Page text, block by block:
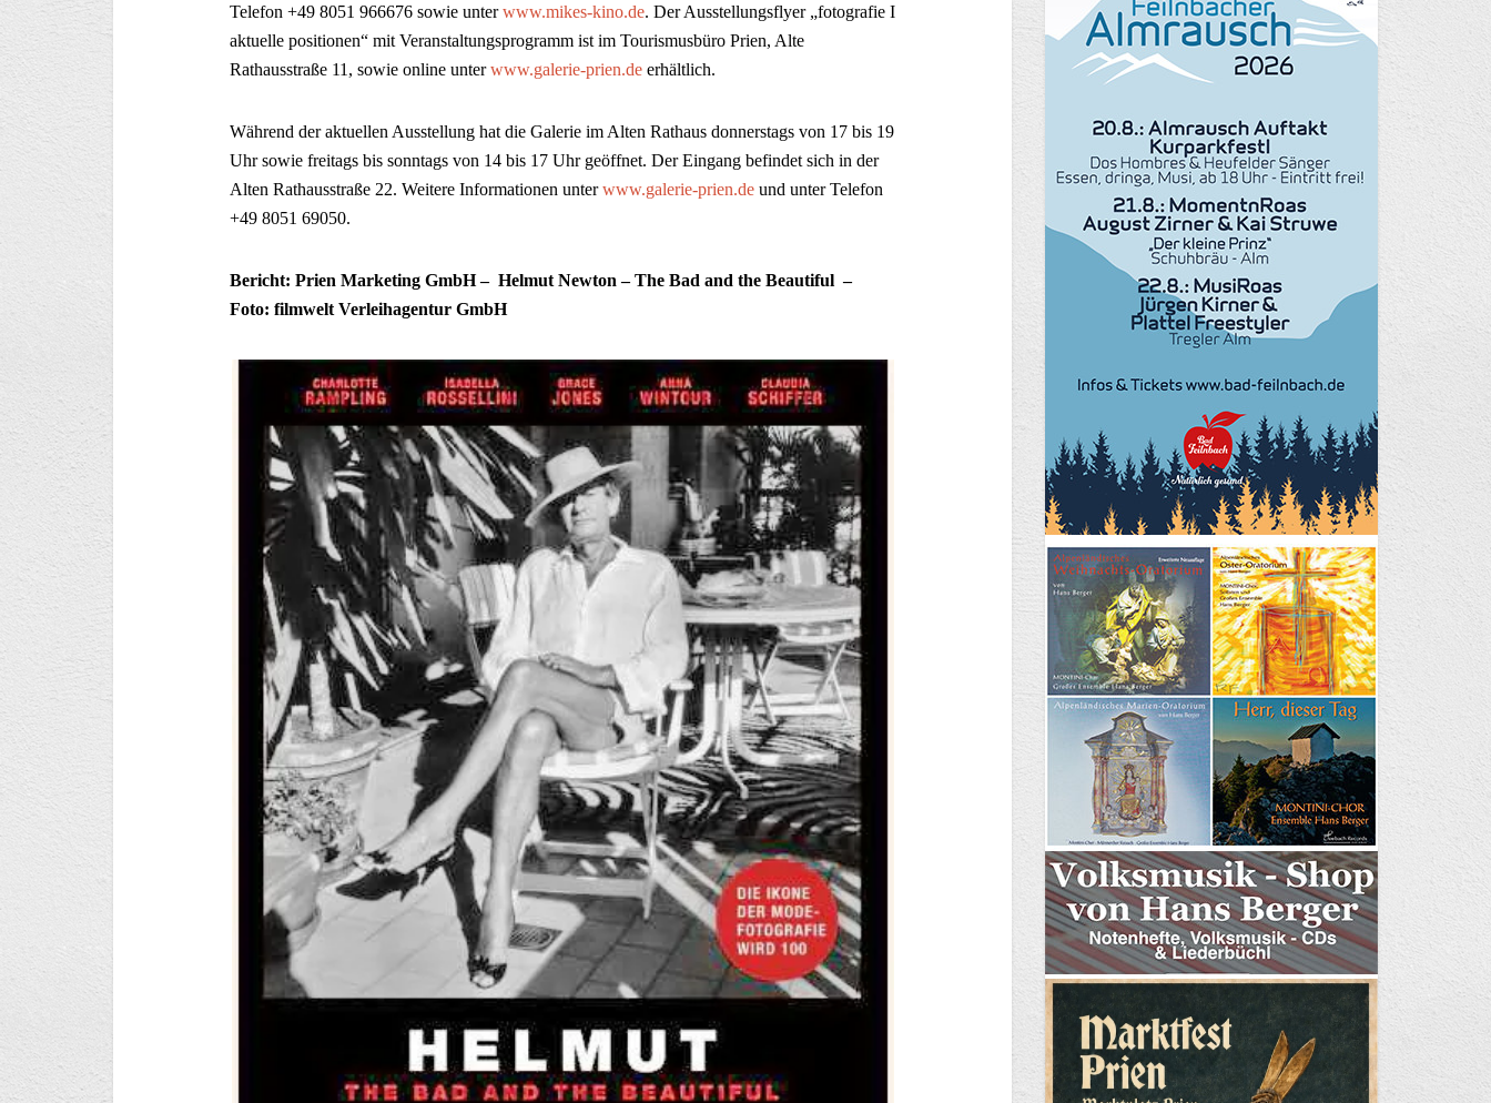
Telefon +49 8051 966676 sowie unterwww.mikes-kino.de. Der Ausstellungsflyer „fotografie I
aktuelle positionen“ mit Veranstaltungsprogramm ist im Tourismusbüro Prien, Alte
Rathausstraße 11, sowie online unterwww.galerie-prien.de erhältlich.
Während der aktuellen Ausstellung hat die Galerie im Alten Rathaus donnerstags von 17 bis 19
Uhr sowie freitags bis sonntags von 14 bis 17 Uhr geöffnet. Der Eingang befindet sich in der
Alten Rathausstraße 22. Weitere Informationen unterwww.galerie-prien.de und unter Telefon
+49 8051 69050.
Bericht: Prien Marketing GmbH – Helmut Newton – The Bad and the Beautiful –
Foto: filmwelt Verleihagentur GmbH